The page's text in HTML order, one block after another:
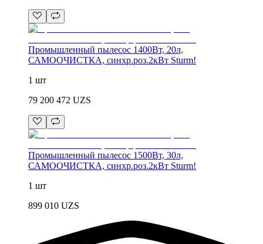
Промышленный пылесос 1400Вт, 20л,
САМООЧИСТКА, синхр.роз.2кВт Sturm!
1 шт
79 200 472 UZS
Промышленный пылесос 1500Вт, 30л,
САМООЧИСТКА, синхр.роз.2кВт Sturm!
1 шт
899 010 UZS